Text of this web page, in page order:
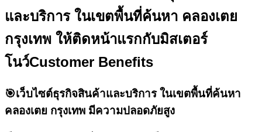
และบริการ ในเขตพื้นที่ค้นหา คลองเตย
กรุงเทพ ให้ติดหน้าแรกกับมิสเตอร์
โนว์Customer Benefits
🎯เว็บไซต์ธุรกิจสินค้าและบริการ ในเขตพื้นที่ค้นหา
คลองเตย กรุงเทพ มีความปลอดภัยสูง